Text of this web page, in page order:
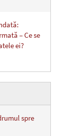
– Ce se
ei?
spre